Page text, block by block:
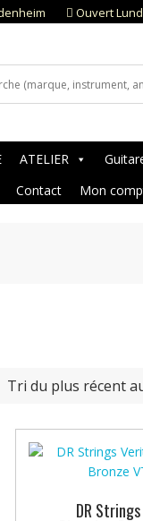
Ouvert
ATELIER
Contact Mon
DR